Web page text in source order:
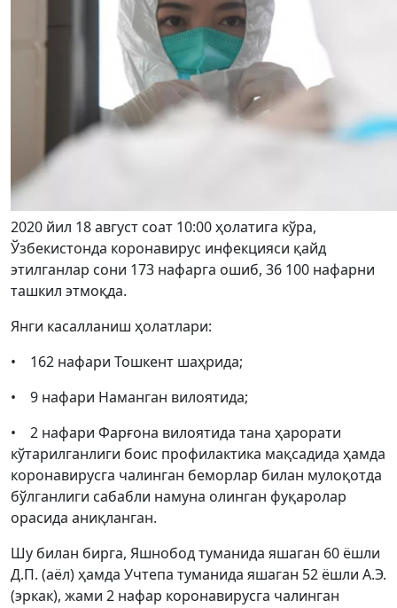
2020 йил 18 август соат 10:00 ҳолатига кўра,
Ўзбекистонда коронавирус инфекцияси қайд
этилганлар сони 173 нафарга ошиб, 36 100 нафарни
ташкил этмоқда.
Янги касалланиш ҳолатлари:
• 162 нафари Тошкент шаҳрида;
• 9 нафари Наманган вилоятида;
• 2 нафари Фарғона вилоятида тана ҳарорати
кўтарилганлиги боис профилактика мақсадида ҳамда
коронавирусга чалинган беморлар билан мулоқотда
бўлганлиги сабабли намуна олинган фуқаролар
орасида аниқланган.
Шу билан бирга, Яшнобод туманида яшаган 60 ёшли
Д.П. (аёл) ҳамда Учтепа туманида яшаган 52 ёшли А.Э.
(эркак), жами 2 нафар коронавирусга чалинган